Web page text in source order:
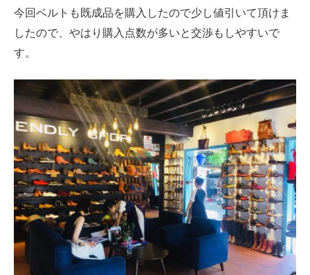
今回ベルトも既成品を購入したので少し値引いて頂けま
したので、やはり購入点数が多いと交渉もしやすいで
す。